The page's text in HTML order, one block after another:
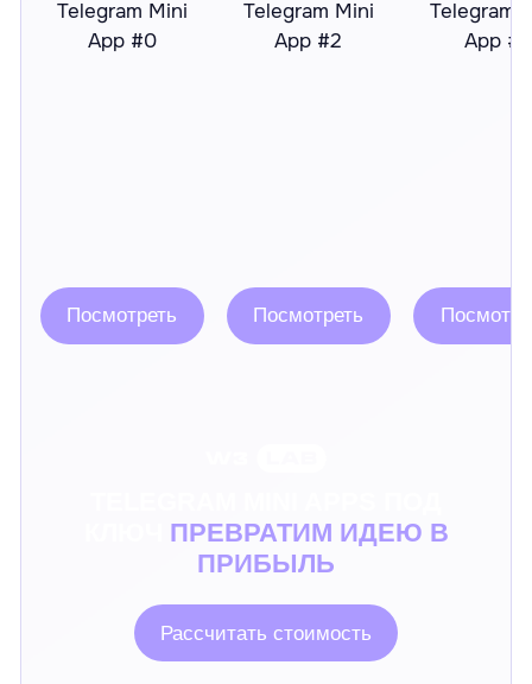
Посмотреть Посмотреть
ПРЕВРАТИМ ИДЕЮ В
ПРИБЫЛЬ
Рассчитать стоимость